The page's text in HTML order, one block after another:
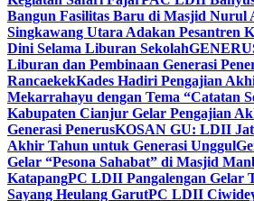
Bangun Fasilitas Baru di Masjid Nurul
Singkawang Utara Adakan Pesantren
Dini Selama Liburan Sekolah
Liburan dan Pembinaan Generasi
RancaekekKades Hadiri Pengajian
Mekarrahayu dengan Tema “Catatan
Kabupaten Cianjur Gelar Pengajian
Generasi PenerusKOSAN GU: LDII
Akhir Tahun untuk Generasi Unggul
Gelar “Pesona Sahabat” di Masjid
KatapangPC LDII Pangalengan Gelar
Sayang Heulang GarutPC LDII